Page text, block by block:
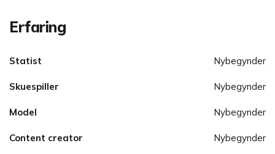
Erfaring
Statist Nybegynder
Skuespiller Nybegynder
Model Nybegynder
Content creator Nybegynder